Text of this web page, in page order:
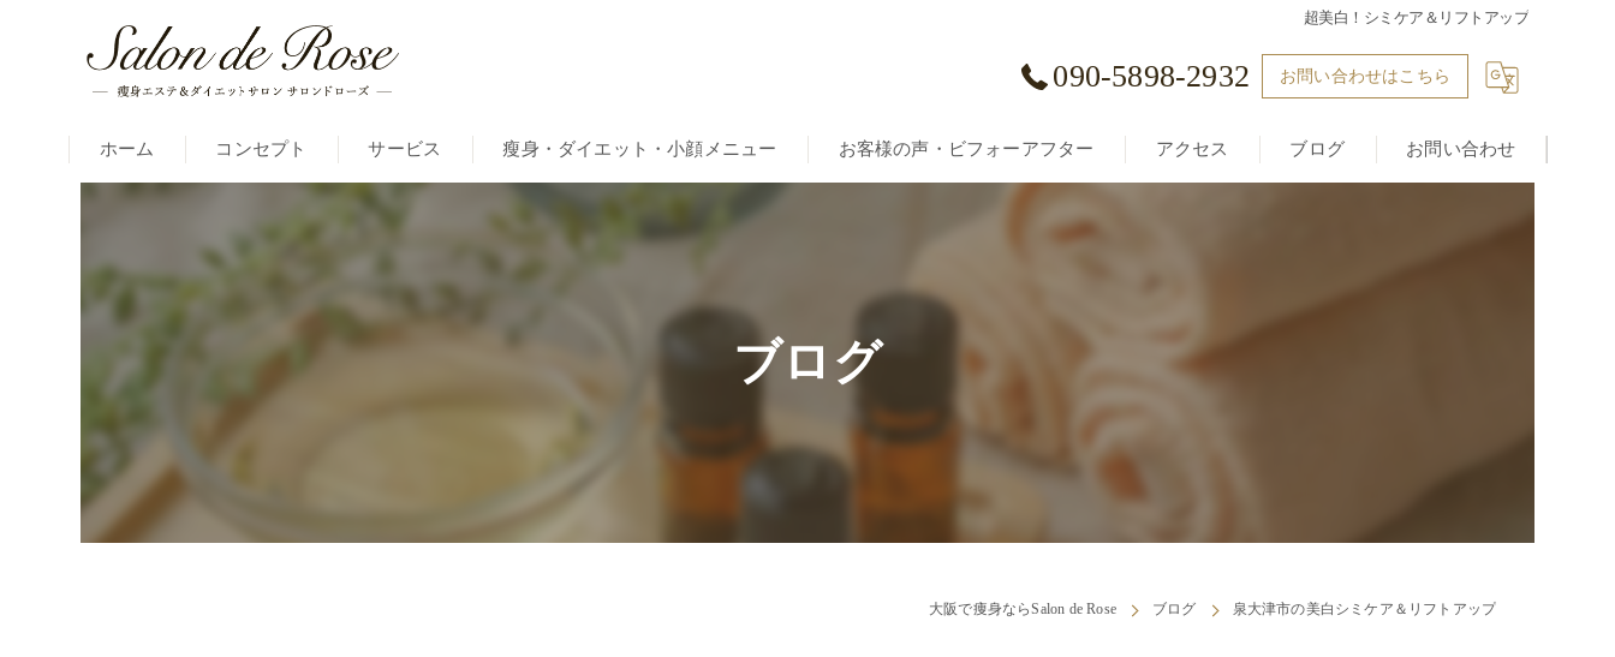
超美白！シミケア＆リフトアップ
090-5898-2932 お問い合わせはこちら
ホーム コンセプト サービス 瘦身・ダイエット・小顔メニュー
痩身ボディ
お客様の声・ビフォーアフター アクセス ブログ お問い合わせ
ブログ
大阪で痩身ならSalon de Rose ブログ 泉大津市の美白シミケア＆リフトアップ